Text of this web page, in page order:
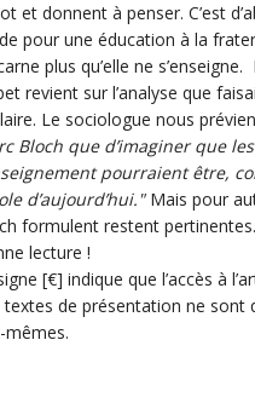
et donnent à penser. C’est
pour une éducation à la
plus qu’elle ne s’enseigne.
revient sur l’analyse que
Le sociologue nous
Bloch que d’imaginer que
pourraient être,
d’aujourd’hui."Mais pour
formulent restent pertinentes.
lecture !
[€] indique que l’accès
textes de présentation ne sont
mêmes.